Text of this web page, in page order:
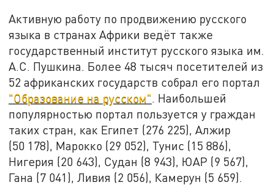
Активную работу по продвижению русского
языка в странах Африки ведёт также
государственный институт русского языка им.
А.С. Пушкина. Более 48 тысяч посетителей из
52 африканских государств собрал его портал
"Образование на русском". Наибольшей
популярностью портал пользуется у граждан
таких стран, как Египет (276 225), Алжир
(50 178), Марокко (29 052), Тунис (15 886),
Нигерия (20 643), Судан (8 943), ЮАР (9 567),
Гана (7 041), Ливия (2 056), Камерун (5 659).